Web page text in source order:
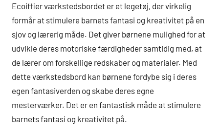
Ecoiffier værkstedsbordet er et legetøj, der virkelig
formår at stimulere barnets fantasi og kreativitet på en
sjov og lærerig måde. Det giver børnene mulighed for at
udvikle deres motoriske færdigheder samtidig med, at
de lærer om forskellige redskaber og materialer. Med
dette værkstedsbord kan børnene fordybe sig i deres
egen fantasiverden og skabe deres egne
mesterværker. Det er en fantastisk måde at stimulere
barnets fantasi og kreativitet på.